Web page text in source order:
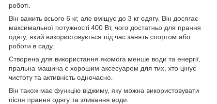
роботі.
Він важить всього 6 кг, але вміщує до 3 кг одягу. Він досягає
максимальної потужності 400 Вт, чого достатньо для прання
одягу, який використовується під час занять спортом або
роботи в саду.
Створена для використання якомога менше води та енергії,
пральна машина є хорошим аксесуаром для тих, хто цінує
чистоту та активність одночасно.
Він також має функцію віджиму, яку можна використовувати
після прання одягу та зливання води.